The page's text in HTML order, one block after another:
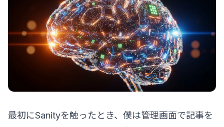
最初にSanityを触ったとき、僕は管理画面で記事を